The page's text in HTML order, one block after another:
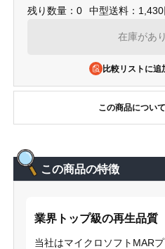
残り数量：0 中型送料：1,430
在庫があ
比較リストに追
この商品につい
この商品の特徴
業界トップ級の再生品質
当社はマイクロソフトMAR